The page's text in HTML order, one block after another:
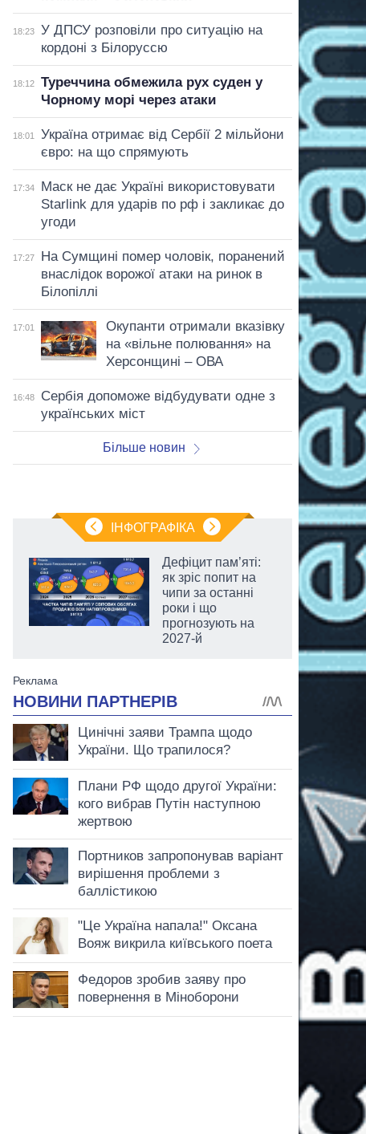
18:23
У ДПСУ розповіли про ситуацію на
кордоні з Білоруссю
18:12
Туреччина обмежила рух суден у
Чорному морі через атаки
18:01
Україна отримає від Сербії 2 мільйони
євро: на що спрямують
17:34
Маск не дає Україні використовувати
Starlink для ударів по рф і закликає до
угоди
17:27
На Сумщині помер чоловік, поранений
внаслідок ворожої атаки на ринок в
Білопіллі
17:01
Окупанти отримали вказівку
на «вільне полювання» на
Херсонщині – ОВА
16:48
Сербія допоможе відбудувати одне з
українських міст
Більше новин
ІНФОГРАФІКА
Дефіцит пам’яті:
як зріс попит на
чипи за останні
роки і що
прогнозують на
2027-й